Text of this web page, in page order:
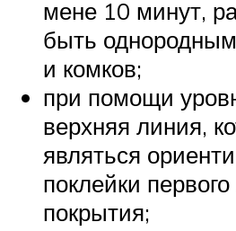
мене 10 минут,
быть
и комков;
при помощи
верхняя линия,
являться
поклейки
покрытия;